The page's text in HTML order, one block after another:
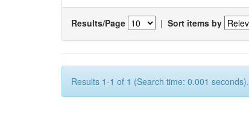
Results/Page | Sort items by
Results 1-1 of 1 (Search time: 0.001 seconds).